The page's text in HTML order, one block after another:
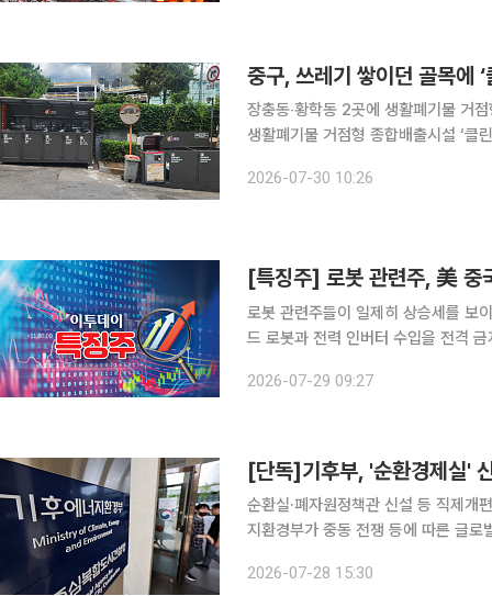
중구, 쓰레기 쌓이던 골목에
장충동‧황학동 2곳에 생활폐기물 거점형 종합배출시설 설치
생활폐기물 거점형 종합배출시설 ‘
2026-07-30 10:26
[특징주] 로봇 관련주, 美 중
로봇 관련주들이 일제히 상승세를 보
드 로봇과 전력 인버터 수입을 전격
2026-07-29 09:27
순환실·폐자원정책관 신설 등 직제개편
지환경부가 중동 전쟁 등에 따른 글로
국장급 폐자원정책관(가칭)도 신설한
2026-07-28 15:30